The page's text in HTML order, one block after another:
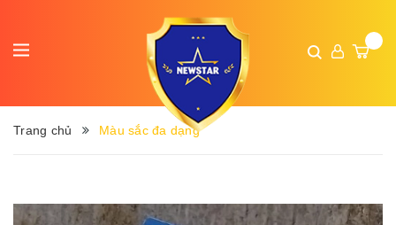
Trang chủ Màu sắc đa dạng